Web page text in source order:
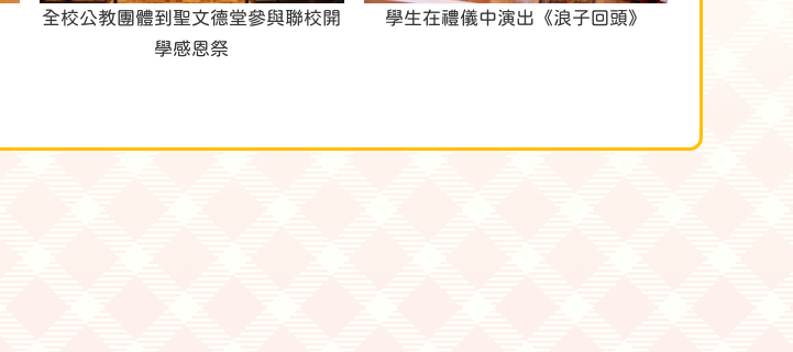
全校公教團體到聖文德堂參與聯校開
學感恩祭
學生在禮儀中演出《浪子回頭》